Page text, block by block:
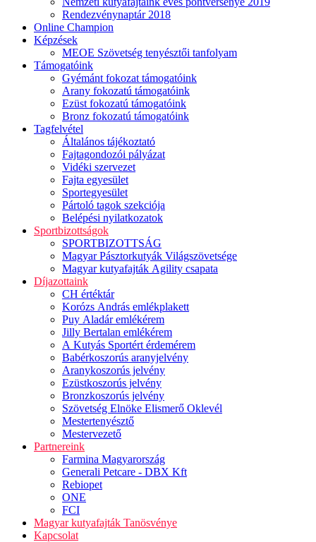
Rendezvénynaptár 2018
Online Champion
Képzések
MEOE Szövetség tenyésztői tanfolyam
Támogatóink
Gyémánt fokozat támogatóink
Arany fokozatú támogatóink
Ezüst fokozatú támogatóink
Bronz fokozatú támogatóink
Tagfelvétel
Általános tájékoztató
Fajtagondozói pályázat
Vidéki szervezet
Fajta egyesület
Sportegyesület
Pártoló tagok szekciója
Belépési nyilatkozatok
Sportbizottságok
SPORTBIZOTTSÁG
Magyar Pásztorkutyák Világszövetsége
Magyar kutyafajták Agility csapata
Díjazottaink
CH értéktár
Korózs András emlékplakett
Puy Aladár emlékérem
Jilly Bertalan emlékérem
A Kutyás Sportért érdemérem
Babérkoszorús aranyjelvény
Aranykoszorús jelvény
Ezüstkoszorús jelvény
Bronzkoszorús jelvény
Szövetség Elnöke Elismerő Oklevél
Mestertenyésztő
Mestervezető
Partnereink
Farmina Magyarország
Generali Petcare - DBX Kft
Rebiopet
ONE
FCI
Magyar kutyafajták Tanösvénye
Kapcsolat